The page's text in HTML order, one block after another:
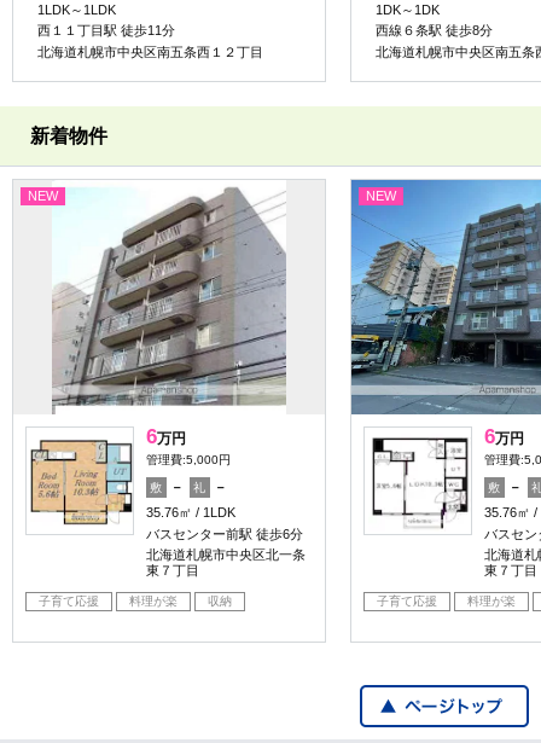
1LDK～1LDK
西１１丁目駅 徒歩11分
北海道札幌市中央区南五条西１２丁目
1DK～1DK
西線６条駅 徒歩8分
北海道札幌市中央区南五条
新着物件
NEW
6万円
管理費:5,000円
敷 － 礼
－
35.76㎡
1LDK
バスセンター前駅 徒歩6分
北海道札幌市中央区北一条
東７丁目
子育て応援 料理が楽 収納
NEW
6万円
管理費
敷 －
35.76㎡
バスセン
北海道札
東７丁目
子育て応援 料理が楽